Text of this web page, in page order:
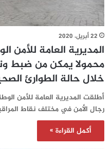
22 أبريل، 2020
المديرية العامة
محمولا يمكن من ضبط
خلال حالة الطوارئ
أطلقت المديرية العامة للأمن
رجال الأمن في مختلف نقاط
أكمل القراءة »